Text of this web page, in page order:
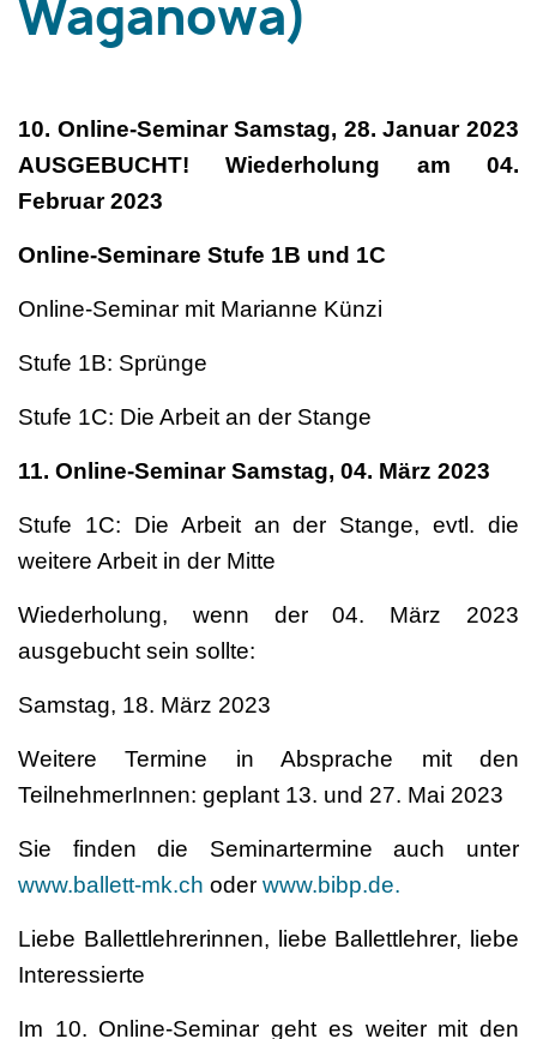
Waganowa)
10. Online-Seminar Samstag, 28. Januar 2023
AUSGEBUCHT! Wiederholung am 04.
Februar 2023
Online-Seminare Stufe 1B und 1C
Online-Seminar mit Marianne Künzi
Stufe 1B: Sprünge
Stufe 1C: Die Arbeit an der Stange
11. Online-Seminar Samstag, 04. März 2023
Stufe 1C: Die Arbeit an der Stange, evtl. die
weitere Arbeit in der Mitte
Wiederholung, wenn der 04. März 2023
ausgebucht sein sollte:
Samstag, 18. März 2023
Weitere Termine in Absprache mit den
TeilnehmerInnen: geplant 13. und 27. Mai 2023
Sie finden die Seminartermine auch unter
www.ballett-mk.ch oder www.bibp.de.
Liebe Ballettlehrerinnen, liebe Ballettlehrer, liebe
Interessierte
Im 10. Online-Seminar geht es weiter mit den